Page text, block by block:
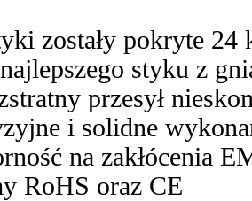
zostały pokryte 24
styku z
przesył
i solidne
na zakłócenia
RoHS oraz CE